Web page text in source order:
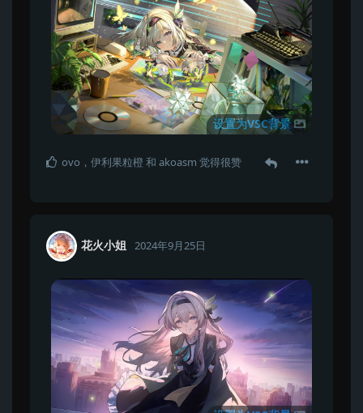
设置为VSC背景
ovo ， 伊利果粒橙 和 akoasm 觉得很赞
花火小姐 2024年9月25日